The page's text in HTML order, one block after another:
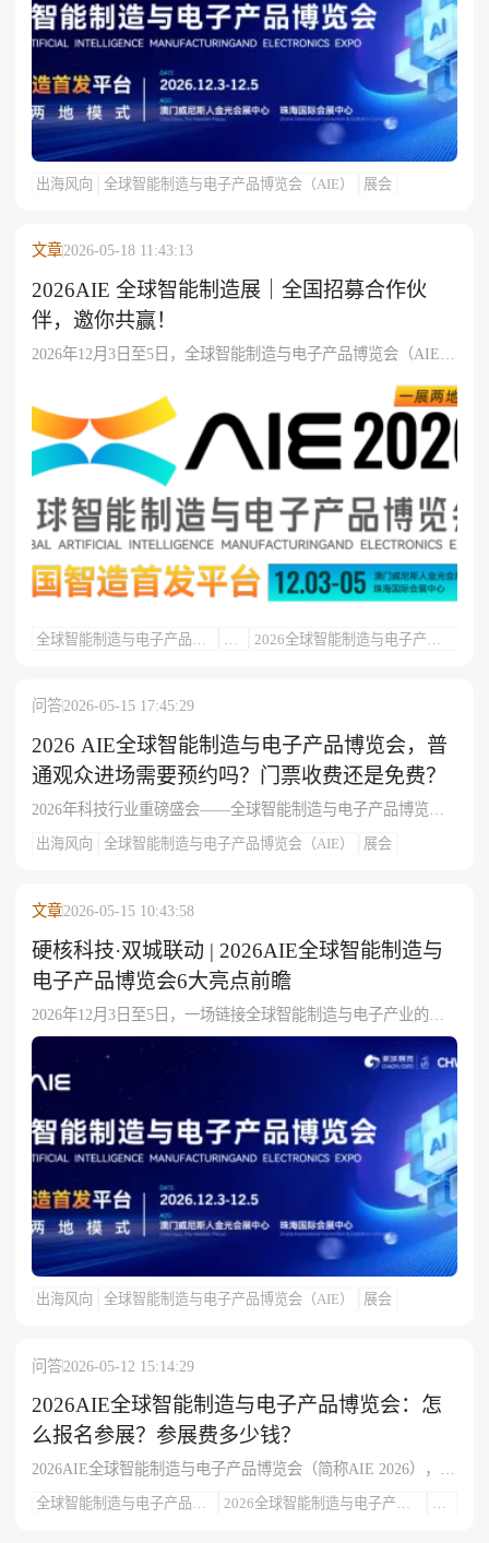
地”，两地依托政策与产业协同实现“国际展示+内地制造”闭环，
参展方可按品牌曝光或订单获取选择主阵地，采购商可双城联
出海风向 全球智能制造与电子产品博览会（AIE） 展会
文章2026-05-18 11:43:13
2026AIE 全球智能制造展｜全国招募合作伙
伴，邀你共赢！
2026年12月3日至5日，全球智能制造与电子产品博览会（AIE）
专业观众，覆盖八大科技赛道、五大沉浸体验区及“1+1+8+N”论
坛矩阵等活动；现面向全国及境外开放招观、招展合作，不限
地域，邀约行业协会、企业、社群达人、渠道伙伴等加入代理
矩阵，成功引荐有效客商可获专属邀请码、佣金、参观权限、
论坛参与权、行业报告与接驳服务等权益，共抓智能制造与电
子产业商机。
全球智能制造与电子产品博
2026全球智能制造与电子产品
问答2026-05-15 17:45:29
2026 AIE全球智能制造与电子产品博览会，普
通观众进场需要预约吗？门票收费还是免费？
2026年科技行业重磅盛会——全球智能制造与电子产品博览会
（简称AIE博览会）即将在粤港澳大湾区拉开帷幕。本届展会创
新采用“一展两地”模式，备受制造业从业者和科技爱好者关注。
费还是免费？本文结合官方公开信息，为您一站式讲清，并全
面介绍展会概况。一、2026 AIE博览会全面介绍1.展会基础信息
时间：2026年12月3日—12月5日地点：双会场同
出海风向 全球智能制造与电子产品博览会（AIE） 展会
文章2026-05-15 10:43:58
硬核科技·双城联动 | 2026AIE全球智能制造与
电子产品博览会6大亮点前瞻
2026年12月3日至5日，一场链接全球智能制造与电子产业的顶
级盛会——2026全球智能制造与电子产品博览会
出海风向 全球智能制造与电子产品博览会（AIE） 展会
问答2026-05-12 15:14:29
2026AIE全球智能制造与电子产品博览会：怎
么报名参展？参展费多少钱？
2026AIE全球智能制造与电子产品博览会（简称AIE 2026），是
粤港澳大湾区唯一 “一展两地” 的高端智能科技展会，定位为中
国智造首发平台，联动中国澳门、珠海双会场，聚焦智能制造
全球智能制造与电子产品博
2026全球智能制造与电子产品
展